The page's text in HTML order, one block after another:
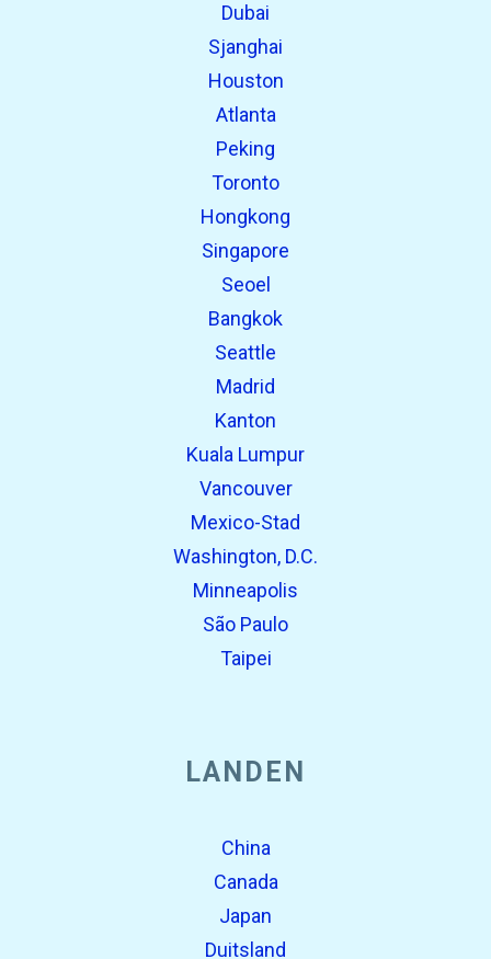
Dubai
Sjanghai
Houston
Atlanta
Peking
Toronto
Hongkong
Singapore
Seoel
Bangkok
Seattle
Madrid
Kanton
Kuala Lumpur
Vancouver
Mexico-Stad
Washington, D.C.
Minneapolis
São Paulo
Taipei
LANDEN
China
Canada
Japan
Duitsland